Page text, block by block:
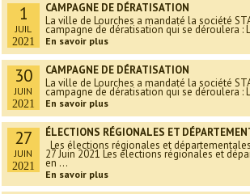
1
JUIL
2021
CAMPAGNE DE DÉRATISATION
La ville de Lourches a mandaté la société
campagne de dératisation qui se déroulera :
En savoir plus
30
JUIN
2021
CAMPAGNE DE DÉRATISATION
La ville de Lourches a mandaté la société
campagne de dératisation qui se déroulera :
En savoir plus
27
JUIN
2021
ÉLECTIONS RÉGIONALES ET
Les élections régionales et
27 Juin 2021 Les élections régionales et
en ...
En savoir plus